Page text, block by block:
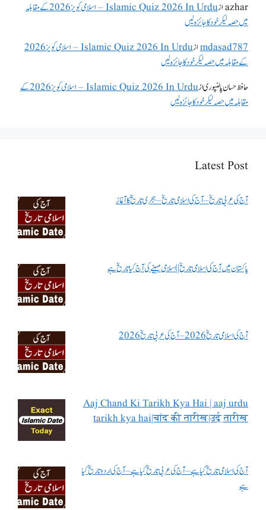
azharاز
Islamic Quiz 2026 In Urdu – اسلامی کویز 2026 کے مقابلہ
میں حصہ لیکر خود کا جائزہ لیں
mdasad787از
Islamic Quiz 2026 In Urdu – اسلامی کویز 2026
کے مقابلہ میں حصہ لیکر خود کا جائزہ لیں
حافظ حسان پالنپوریاز
Islamic Quiz 2026 In Urdu – اسلامی کویز 2026 کے
مقابلہ میں حصہ لیکر خود کا جائزہ لیں
Latest Post
آج کی عربی تاریخ – آج کی اسلامی تاریخ – ہجری تاریخ کا آغاز
پاکستان میں آج کی اسلامی تاریخ || اسلامی مہینے کی آج کیا تاریخ ہے
آج کی اسلامی تاریخ 2026 – آج کی عربی تاریخ 2026
Aaj Chand Ki Tarikh Kya Hai | aaj urdu
tarikh kya hai|चांद की तारीख|उर्दू तारीख
آج کی اسلامی تاریخ کیا ہے – آج کی عربی تاریخ کیا ہے – آج کی اردو تاریخ کیا
ہے